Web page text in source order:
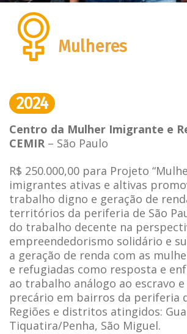
Mulheres
2024
Centro da Mulher Imigrante e
CEMIR – São Paulo
R$ 250.000,00 para Projeto
imigrantes ativas e altivas
trabalho digno e geração de
territórios da periferia de São
do trabalho decente na
empreendedorismo solidário e
a geração de renda com as
e refugiadas como resposta e
ao trabalho análogo ao escravo
precário em bairros da periferia
Regiões e distritos atingidos:
Tiquatira/Penha, São Miguel.